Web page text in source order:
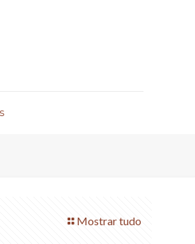
Mostrar tudo